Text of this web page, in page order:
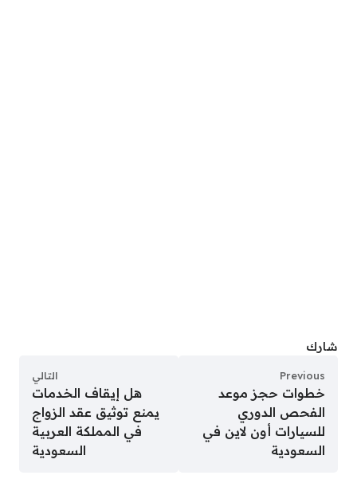
شارك
Previous
خطوات حجز موعد
الفحص الدوري
للسيارات أون لاين في
السعودية
التالي
هل إيقاف الخدمات
يمنع توثيق عقد الزواج
في المملكة العربية
السعودية